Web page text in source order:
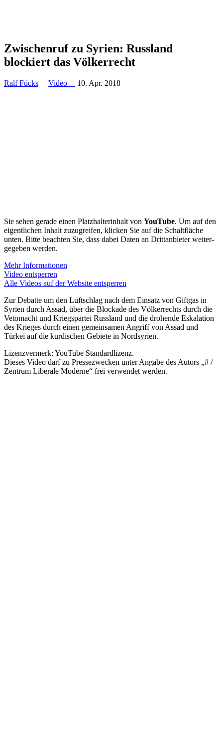
Zwischenruf zu Syrien: Russland
blockiert das Völkerrecht
Ralf Fücks Video 10. Apr. 2018
Sie sehen gerade einen Platz­hal­ter­inhalt von YouTube. Um auf den
eigent­lichen Inhalt zuzugreifen, klicken Sie auf die Schalt­fläche
unten. Bitte beachten Sie, dass dabei Daten an Dritt­an­bieter weiter­
ge­geben werden.
Mehr Infor­ma­tionen
Video entsperren
Alle Videos auf der Website entsperren
Zur Debatte um den Luftschlag nach dem Einsatz von Giftgas in
Syrien durch Assad, über die Blockade des Völker­rechts durch die
Vetomacht und Kriegs­partei Russland und die drohende Eskalation
des Krieges durch einen gemein­samen Angriff von Assad und
Türkei auf die kurdi­schen Gebiete in Nordsyrien.
Lizenz­vermerk: YouTube Standardlizenz.
Dieses Video darf zu Presse­zwecken unter Angabe des Autors „# /​
Zentrum Liberale Moderne“ frei verwendet werden.